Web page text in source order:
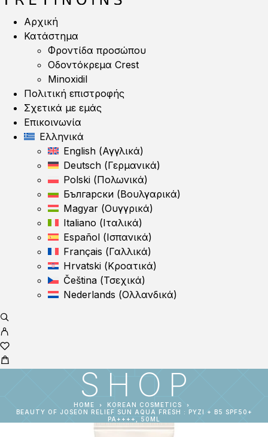
Αρχική
Κατάστημα
Φροντίδα προσώπου
Οδοντόκρεμα Crest
Minoxidil
Πολιτική επιστροφής
Σχετικά με εμάς
Επικοινωνία
Ελληνικά
English (Αγγλικά)
Deutsch (Γερμανικά)
Polski (Πολωνικά)
Български (Βουλγαρικά)
Magyar (Ουγγρικά)
Italiano (Ιταλικά)
Español (Ισπανικά)
Français (Γαλλικά)
Hrvatski (Κροατικά)
Čeština (Τσεχικά)
Nederlands (Ολλανδικά)
SHOP
HOME
KOREAN COSMETICS
BEAUTY OF JOSEON RELIEF SUN AQUA FRESH : ΡΎΖΙ + B5 SPF50+
PA++++, 50ML